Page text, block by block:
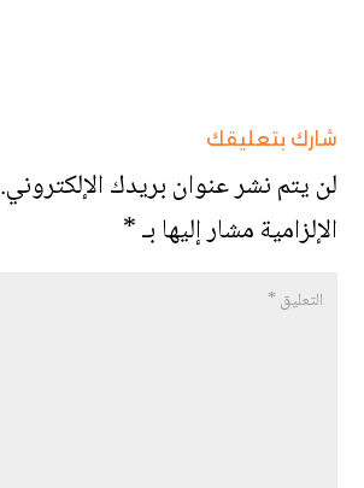
شارك بتعليقك
لن يتم نشر عنوان بريدك الإلكتروني.
الإلزامية مشار إليها بـ*